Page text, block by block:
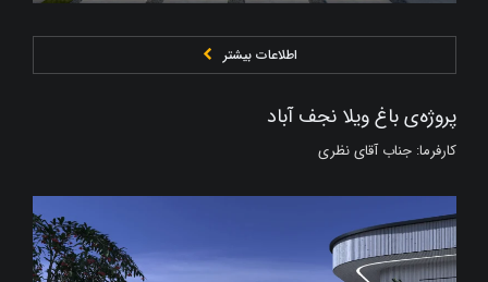
اطلاعات بیشتر
پروژه‌ی باغ ویلا نجف‌ آباد
کارفرما: جناب آقای نظری